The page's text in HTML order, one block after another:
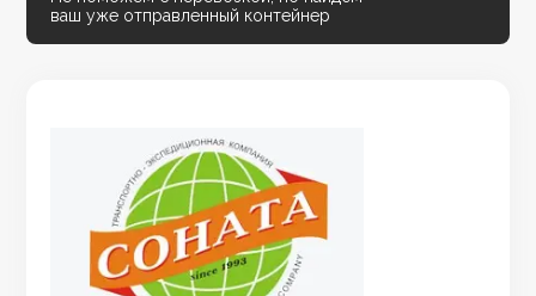
ваш уже отправленный контейнер